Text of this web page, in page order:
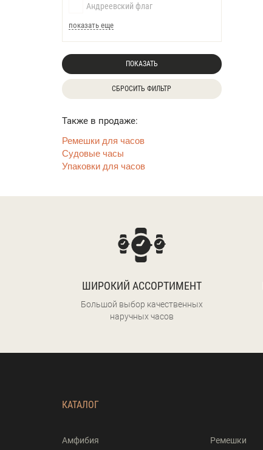
Андреевский флаг
показать еще
ПОКАЗАТЬ
СБРОСИТЬ ФИЛЬТР
Также в продаже:
Ремешки для часов
Судовые часы
Упаковки для часов
ШИРОКИЙ АССОРТИМЕНТ
Большой выбор качественных
наручных часов
КАТАЛОГ
Амфибия Ремешки